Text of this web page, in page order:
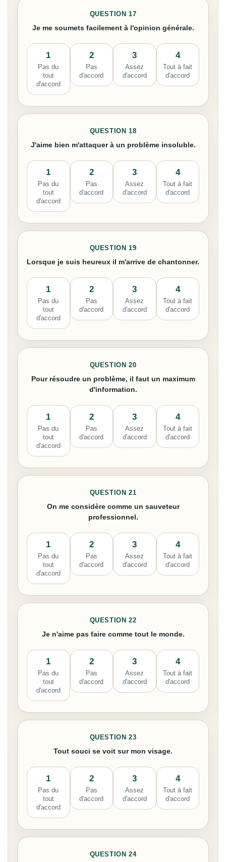
QUESTION 17
Je me soumets facilement à l'opinion générale.
1
Pas du
tout
d'accord
2
Pas
d'accord
3
Assez
d'accord
4
Tout à fait
d'accord
QUESTION 18
J'aime bien m'attaquer à un problème insoluble.
1
Pas du
tout
d'accord
2
Pas
d'accord
3
Assez
d'accord
4
Tout à fait
d'accord
QUESTION 19
Lorsque je suis heureux il m'arrive de chantonner.
1
Pas du
tout
d'accord
2
Pas
d'accord
3
Assez
d'accord
4
Tout à fait
d'accord
QUESTION 20
Pour résoudre un problème, il faut un maximum
d'information.
1
Pas du
tout
d'accord
2
Pas
d'accord
3
Assez
d'accord
4
Tout à fait
d'accord
QUESTION 21
On me considère comme un sauveteur
professionnel.
1
Pas du
tout
d'accord
2
Pas
d'accord
3
Assez
d'accord
4
Tout à fait
d'accord
QUESTION 22
Je n'aime pas faire comme tout le monde.
1
Pas du
tout
d'accord
2
Pas
d'accord
3
Assez
d'accord
4
Tout à fait
d'accord
QUESTION 23
Tout souci se voit sur mon visage.
1
Pas du
tout
d'accord
2
Pas
d'accord
3
Assez
d'accord
4
Tout à fait
d'accord
QUESTION 24